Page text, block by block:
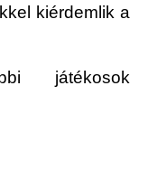
kiérdemlik a
játékosok